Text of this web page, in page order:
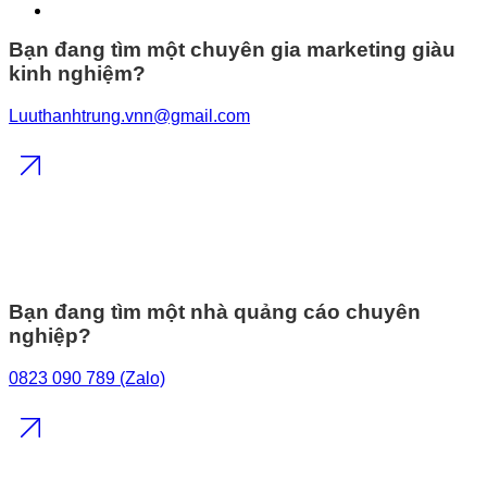
Bạn đang tìm một chuyên gia marketing giàu
kinh nghiệm?
Luuthanhtrung.vnn@gmail.com
Bạn đang tìm một nhà quảng cáo chuyên
nghiệp?
0823 090 789 (Zalo)